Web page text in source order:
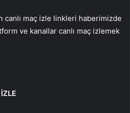
canlı maç izle linkleri haberimizde
ve kanallar canlı maç izlemek